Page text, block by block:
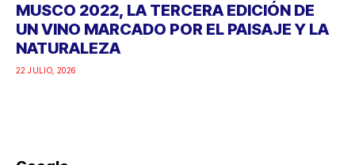
MUSCO 2022, LA TERCERA EDICIÓN DE
UN VINO MARCADO POR EL PAISAJE Y LA
NATURALEZA
22 JULIO, 2026